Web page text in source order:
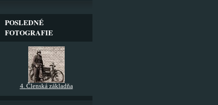
POSLEDNÉ
FOTOGRAFIE
4. Členská základňa